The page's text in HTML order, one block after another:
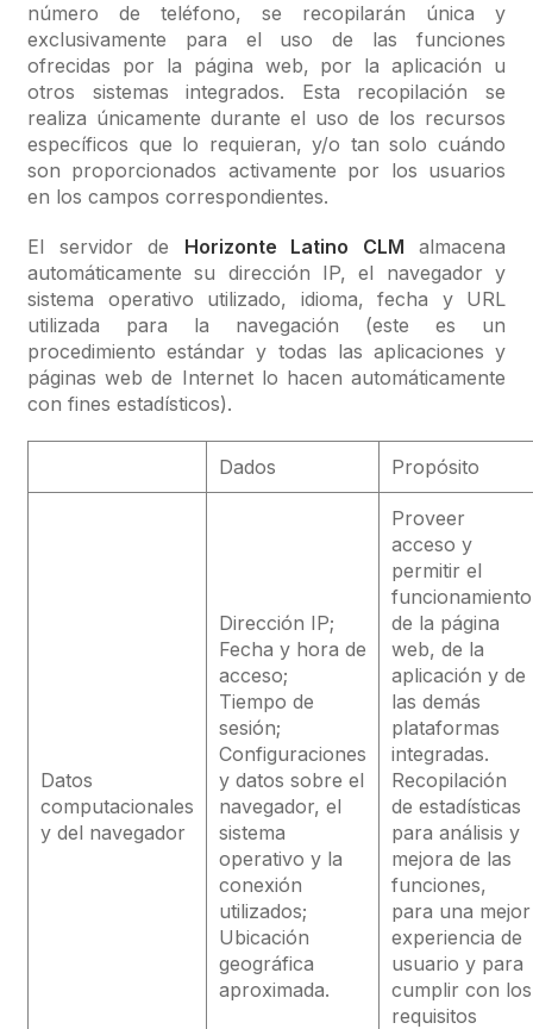
número de teléfono, se recopilarán única y
exclusivamente para el uso de las funciones
ofrecidas por la página web, por la aplicación u
otros sistemas integrados. Esta recopilación se
realiza únicamente durante el uso de los recursos
específicos que lo requieran, y/o tan solo cuándo
son proporcionados activamente por los usuarios
en los campos correspondientes.
El servidor de Horizonte Latino CLM almacena
automáticamente su dirección IP, el navegador y
sistema operativo utilizado, idioma, fecha y URL
utilizada para la navegación (este es un
procedimiento estándar y todas las aplicaciones y
páginas web de Internet lo hacen automáticamente
con fines estadísticos).
Dados Propósito
Datos
computacionales
y del navegador
Dirección IP;
Fecha y hora de
acceso;
Tiempo de
sesión;
Configuraciones
y datos sobre el
navegador, el
sistema
operativo y la
conexión
utilizados;
Ubicación
geográfica
aproximada.
Proveer
acceso y
permitir el
funcionamiento
de la página
web, de la
aplicación y de
las demás
plataformas
integradas.
Recopilación
de estadísticas
para análisis y
mejora de las
funciones,
para una mejor
experiencia de
usuario y para
cumplir con los
requisitos